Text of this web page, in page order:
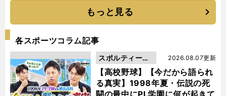
もっと見る
各スポーツコラム記事
【高校野球】【今だから語られ
る真実】1998年夏・伝説の死
闘の最中にPL学園に何が起きて
2026.08.07更新
スポルティーバ
動画